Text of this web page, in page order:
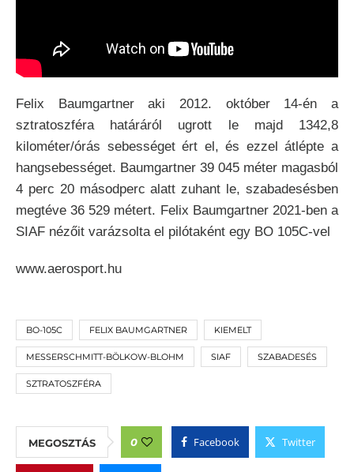
Felix Baumgartner aki 2012. október 14-én a
sztratoszféra határáról ugrott le majd 1342,8
kilométer/órás sebességet ért el, és ezzel átlépte a
hangsebességet. Baumgartner 39 045 méter magasból
4 perc 20 másodperc alatt zuhant le, szabadesésben
megtéve 36 529 métert. Felix Baumgartner 2021-ben a
SIAF nézőit varázsolta el pilótaként egy BO 105C-vel
www.aerosport.hu
BO-105C FELIX BAUMGARTNER KIEMELT
MESSERSCHMITT-BÖLKOW-BLOHM SIAF SZABADESÉS
SZTRATOSZFÉRA
MEGOSZTÁS 0 Facebook Twitter